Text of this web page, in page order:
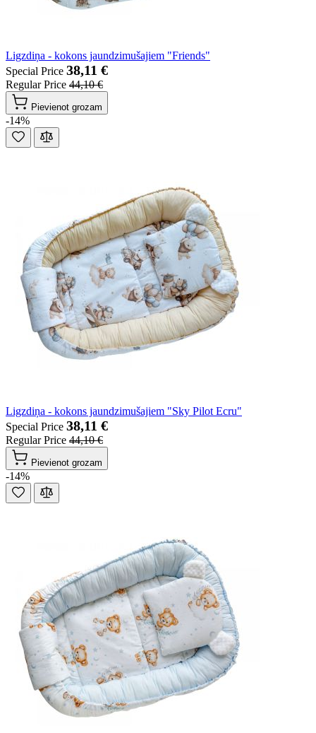
Ligzdiņa - kokons jaundzimušajiem "Friends"
Special Price 38,11 €
Regular Price 44,10 €
Pievienot grozam
-14%
Ligzdiņa - kokons jaundzimušajiem "Sky Pilot Ecru"
Special Price 38,11 €
Regular Price 44,10 €
Pievienot grozam
-14%